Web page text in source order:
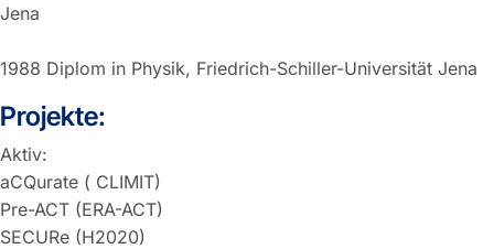
Jena
1988 Diplom in Physik, Friedrich-Schiller-Universität Jena
Projekte:
Aktiv:
aCQurate ( CLIMIT)
Pre-ACT (ERA-ACT)
SECURe (H2020)